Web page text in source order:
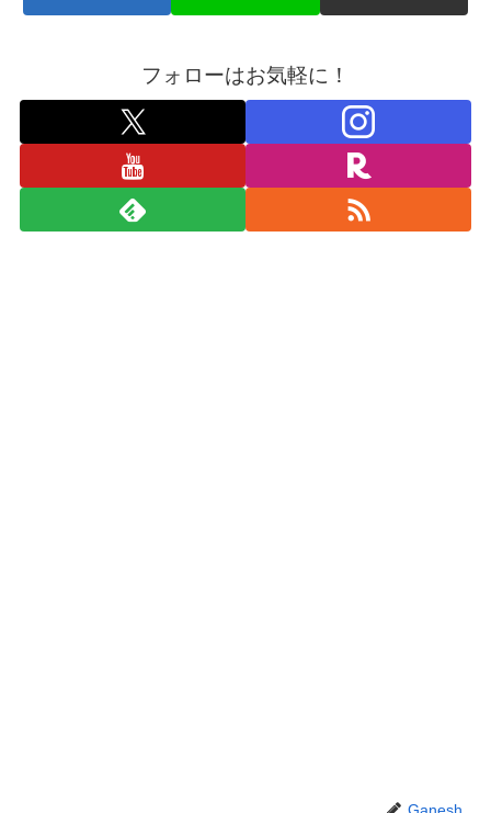
フォローはお気軽に！
Ganesh